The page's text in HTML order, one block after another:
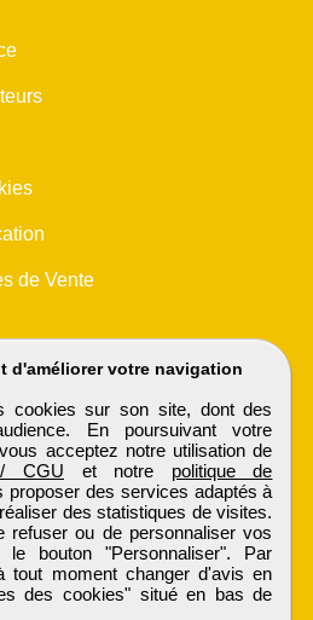
d'améliorer votre navigation
cookies sur son site, dont des
En poursuivant votre
acceptez notre utilisation de
CGU et notre politique de
des services adaptés à
des statistiques de visites.
refuser ou de personnaliser vos
bouton "Personnaliser". Par
tout moment changer d'avis en
des cookies" situé en bas de
de Vente